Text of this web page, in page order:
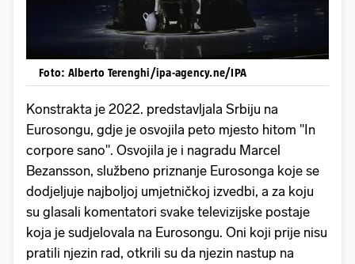
Foto: Alberto Terenghi/ipa-agency.ne/IPA
Konstrakta je 2022. predstavljala Srbiju na
Eurosongu, gdje je osvojila peto mjesto hitom "In
corpore sano". Osvojila je i nagradu Marcel
Bezansson, službeno priznanje Eurosonga koje se
dodjeljuje najboljoj umjetničkoj izvedbi, a za koju
su glasali komentatori svake televizijske postaje
koja je sudjelovala na Eurosongu. Oni koji prije nisu
pratili njezin rad, otkrili su da njezin nastup na